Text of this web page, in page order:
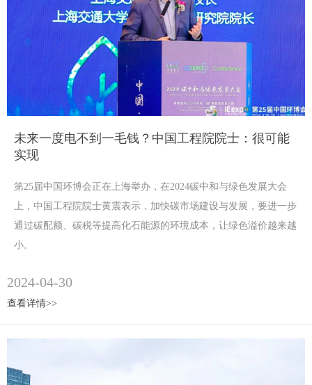
未来一度电不到一毛钱？中国工程院院士：很可能
实现
第25届中国环博会正在上海举办，在2024碳中和与绿色发展大会
上，中国工程院院士黄震表示，加快碳市场建设与发展，要进一步
通过碳配额、碳税等提高化石能源的环境成本，让绿色溢价越来越
小。
2024-04-30
查看详情>>